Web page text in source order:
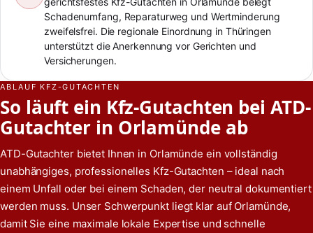
Schadenumfang, Reparaturweg und Wertminderung
zweifelsfrei. Die regionale Einordnung in Thüringen
unterstützt die Anerkennung vor Gerichten und
Versicherungen.
ABLAUF KFZ-GUTACHTEN
So läuft ein Kfz-Gutachten bei ATD-
Gutachter in Orlamünde ab
ATD-Gutachter bietet Ihnen in Orlamünde ein vollständig
unabhängiges, professionelles Kfz-Gutachten – ideal nach
einem Unfall oder bei einem Schaden, der neutral dokumentiert
werden muss. Unser Schwerpunkt liegt klar auf Orlamünde,
damit Sie eine maximale lokale Expertise und schnelle